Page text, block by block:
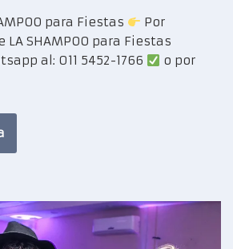
para Fiestas
Por
SHAMPOO para Fiestas
al: 011 5452-1766
o por